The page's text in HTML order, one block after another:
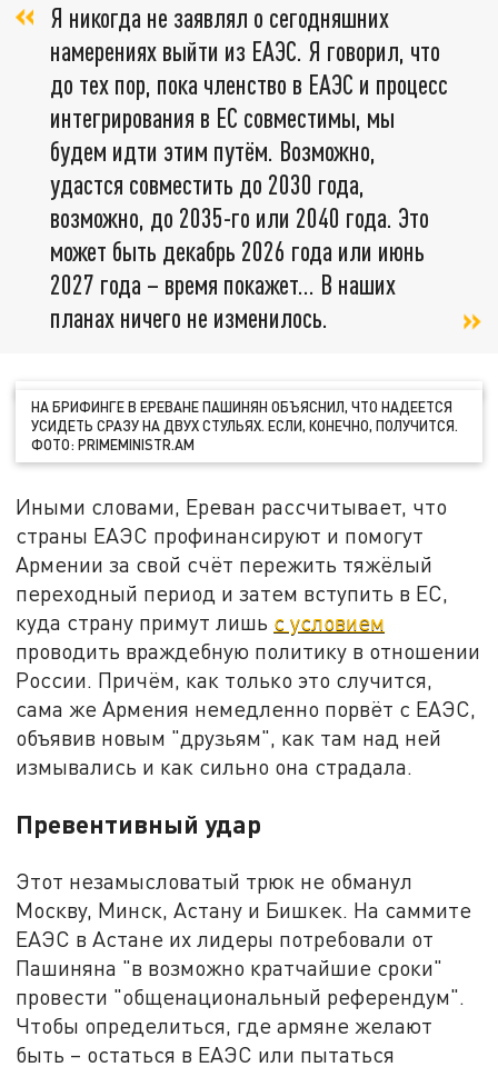
Я никогда не заявлял о сегодняшних
намерениях выйти из ЕАЭС. Я говорил, что
до тех пор, пока членство в ЕАЭС и процесс
интегрирования в ЕС совместимы, мы
будем идти этим путём. Возможно,
удастся совместить до 2030 года,
возможно, до 2035-го или 2040 года. Это
может быть декабрь 2026 года или июнь
2027 года – время покажет… В наших
планах ничего не изменилось.
НА БРИФИНГЕ В ЕРЕВАНЕ ПАШИНЯН ОБЪЯСНИЛ, ЧТО НАДЕЕТСЯ
УСИДЕТЬ СРАЗУ НА ДВУХ СТУЛЬЯХ. ЕСЛИ, КОНЕЧНО, ПОЛУЧИТСЯ.
ФОТО: PRIMEMINISTR.AM
Иными словами, Ереван рассчитывает, что
страны ЕАЭС профинансируют и помогут
Армении за свой счёт пережить тяжёлый
переходный период и затем вступить в ЕС,
куда страну примут лишь с условием
проводить враждебную политику в отношении
России. Причём, как только это случится,
сама же Армения немедленно порвёт с ЕАЭС,
объявив новым "друзьям", как там над ней
измывались и как сильно она страдала.
Превентивный удар
Этот незамысловатый трюк не обманул
Москву, Минск, Астану и Бишкек. На саммите
ЕАЭС в Астане их лидеры потребовали от
Пашиняна "в возможно кратчайшие сроки"
провести "общенациональный референдум".
Чтобы определиться, где армяне желают
быть – остаться в ЕАЭС или пытаться